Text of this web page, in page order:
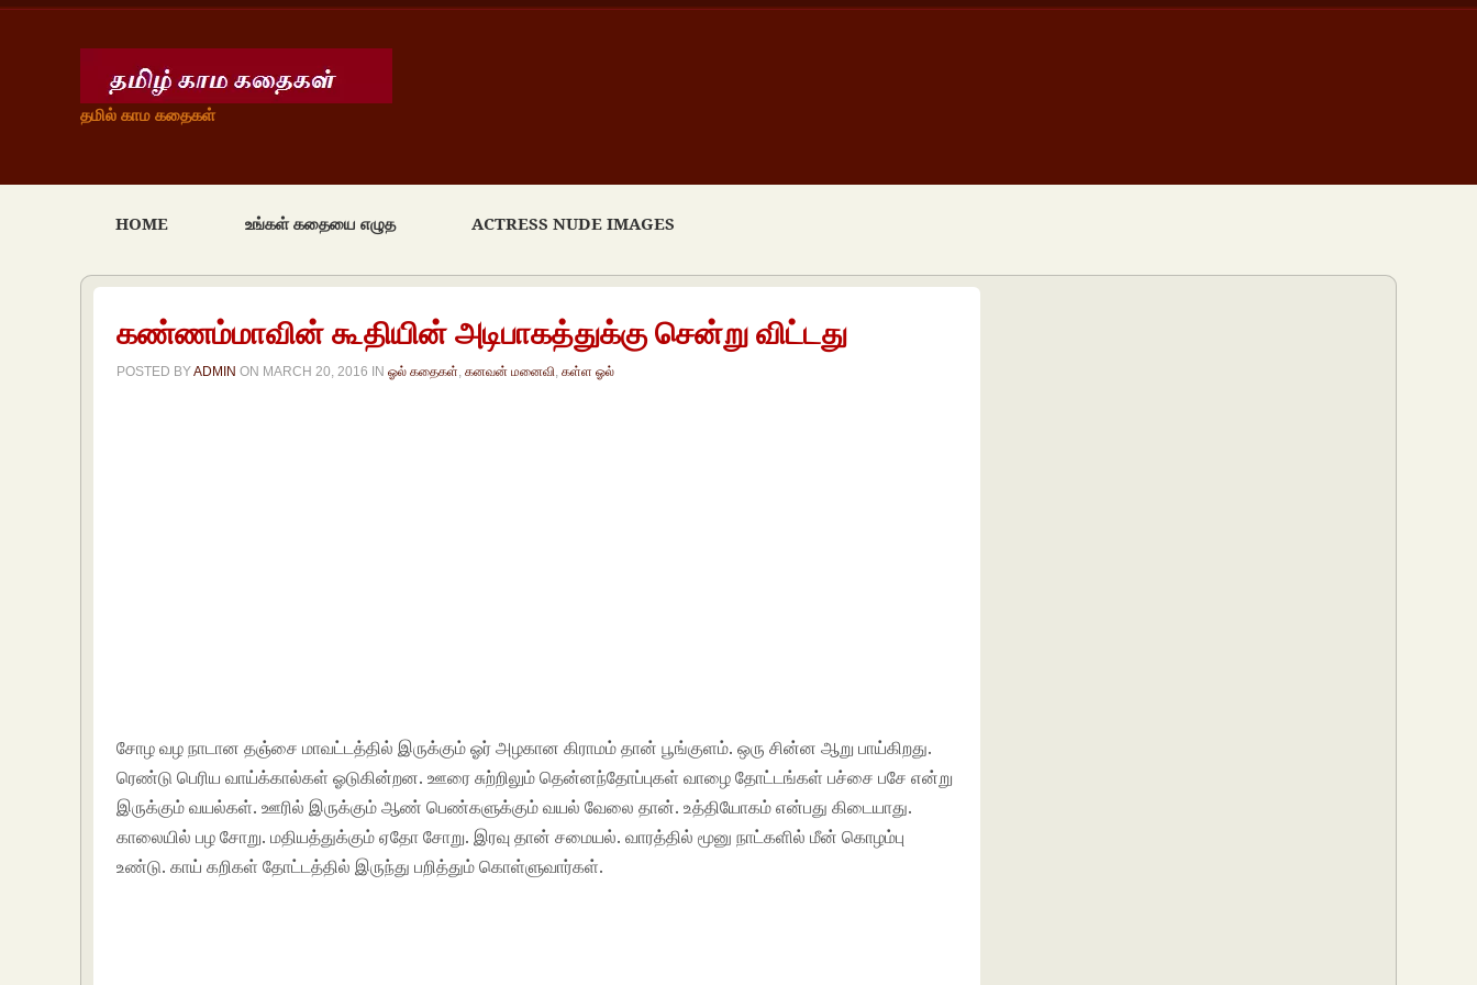
தமில் காம கதைகள்
HOME உங்கள் கதையை எழுத ACTRESS NUDE IMAGES
கண்ணம்மாவின் கூதியின் அடிபாகத்துக்கு சென்று விட்டது
POSTED BYADMIN ON MARCH 20, 2016 INஓல் கதைகள் ,கனவன் மனைவி ,கள்ள ஓல்
சோழ வழ நாடான தஞ்சை மாவட்டத்தில் இருக்கும் ஓர் அழகான கிராமம் தான் பூங்குளம். ஒரு சின்ன ஆறு பாய்கிறது.
ரெண்டு பெரிய வாய்க்கால்கள் ஓடுகின்றன. ஊரை சுற்றிலும் தென்னந்தோப்புகள் வாழை தோட்டங்கள் பச்சை பசே என்று
இருக்கும் வயல்கள். ஊரில் இருக்கும் ஆண் பெண்களுக்கும் வயல் வேலை தான். உத்தியோகம் என்பது கிடையாது.
காலையில் பழ சோறு. மதியத்துக்கும் ஏதோ சோறு. இரவு தான் சமையல். வாரத்தில் மூனு நாட்களில் மீன் கொழம்பு
உண்டு. காய் கறிகள் தோட்டத்தில் இருந்து பறித்தும் கொள்ளுவார்கள்.